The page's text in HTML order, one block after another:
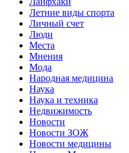
Летние виды спорта
Личный счет
Люди
Места
Мнения
Мода
Народная медицина
Наука
Наука и техника
Недвижимость
Новости
Новости ЗОЖ
Новости медицины